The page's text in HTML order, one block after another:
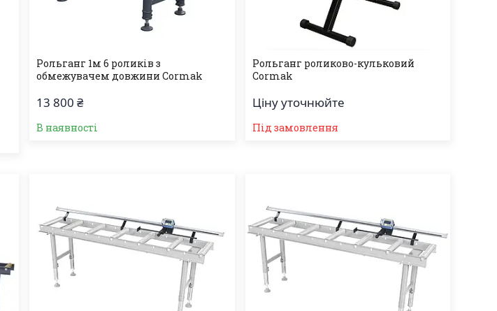
Рольганг 1м 6 роликів з
обмежувачем довжини Cormak
13 800 ₴
В наявності
Рольганг роликово-кульковий
Cormak
Ціну уточнюйте
Під замовлення